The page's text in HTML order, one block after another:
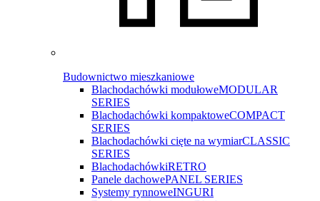
Budownictwo mieszkaniowe
Blachodachówki modułoweMODULAR
SERIES
Blachodachówki kompaktoweCOMPACT
SERIES
Blachodachówki cięte na wymiarCLASSIC
SERIES
BlachodachówkiRETRO
Panele dachowePANEL SERIES
Systemy rynnoweINGURI